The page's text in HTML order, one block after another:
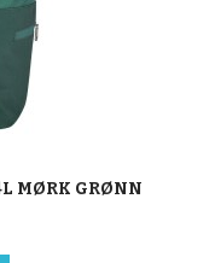
MØRK GRØNN